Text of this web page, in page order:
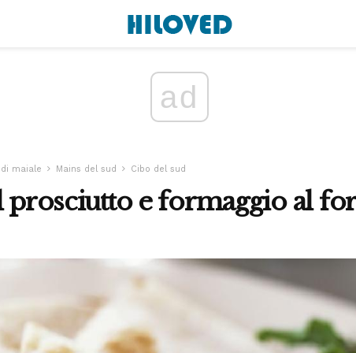
ad
maiale Mains del sud Cibo del sud
prosciutto e formaggio al